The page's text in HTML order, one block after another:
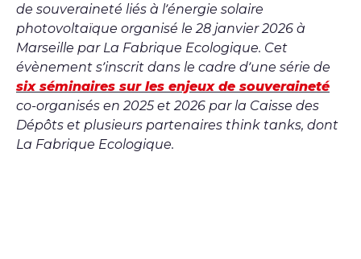
de souveraineté liés à l’énergie solaire
photovoltaïque organisé le 28 janvier 2026 à
Marseille par La Fabrique Ecologique. Cet
évènement s’inscrit dans le cadre d’une série de
six séminaires sur les enjeux de souveraineté
co-organisés en 2025 et 2026 par la Caisse des
Dépôts et plusieurs partenaires think tanks, dont
La Fabrique Ecologique.